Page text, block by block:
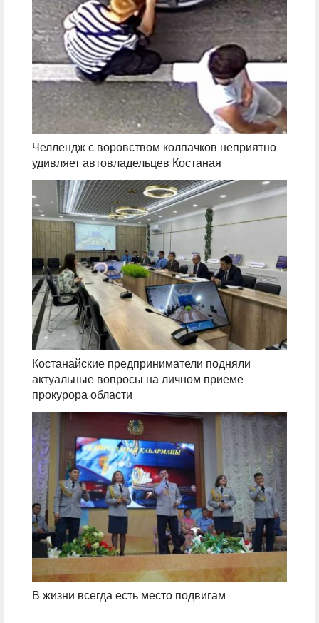
Челлендж с воровством колпачков неприятно
удивляет автовладельцев Костаная
Костанайские предприниматели подняли
актуальные вопросы на личном приеме
прокурора области
В жизни всегда есть место подвигам